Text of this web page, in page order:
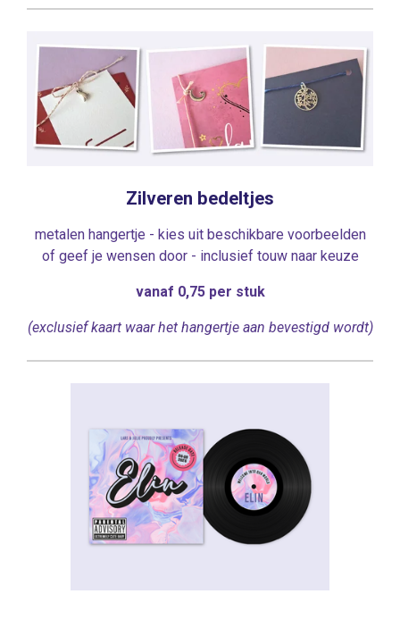
Zilveren bedeltjes
metalen hangertje - kies uit beschikbare voorbeelden
of geef je wensen door - inclusief touw naar keuze
vanaf 0,75 per stuk
(exclusief kaart waar het hangertje aan bevestigd wordt)